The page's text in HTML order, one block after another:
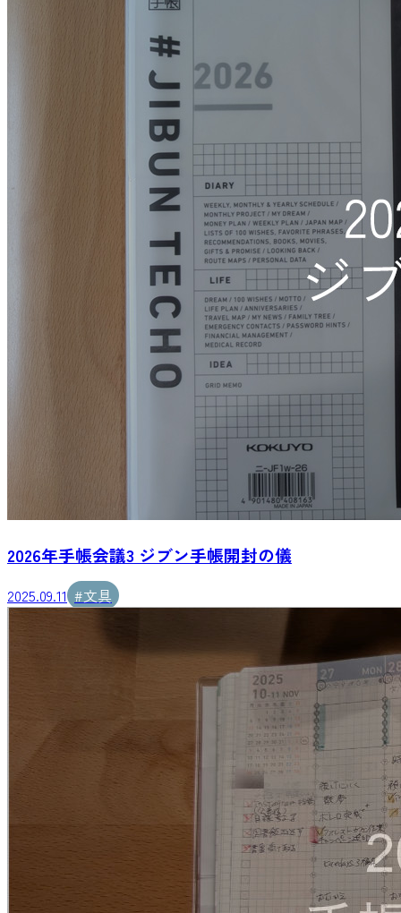
2026年手帳会議3 ジブン手帳開封の儀
2025.09.11 #文具